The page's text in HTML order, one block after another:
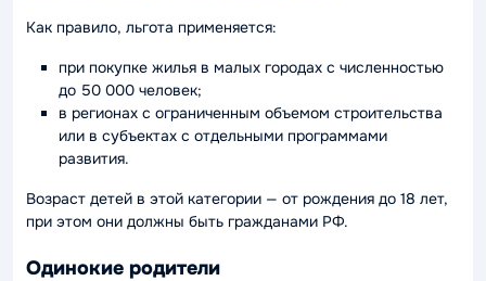
Как правило, льгота применяется:
при покупке жилья в малых городах с численностью
до 50 000 человек;
в регионах с ограниченным объемом строительства
или в субъектах с отдельными программами
развития.
Возраст детей в этой категории — от рождения до 18 лет,
при этом они должны быть гражданами РФ.
Одинокие родители